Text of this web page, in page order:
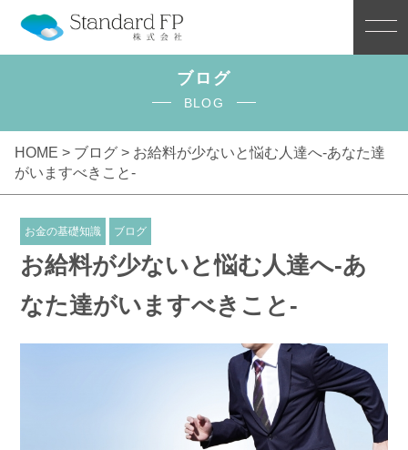
ブログ
BLOG
HOME > ブログ > お給料が少ないと悩む人達へ-あなた達
がいますべきこと-
お金の基礎知識 ブログ
お給料が少ないと悩む人達へ-あ
なた達がいますべきこと-